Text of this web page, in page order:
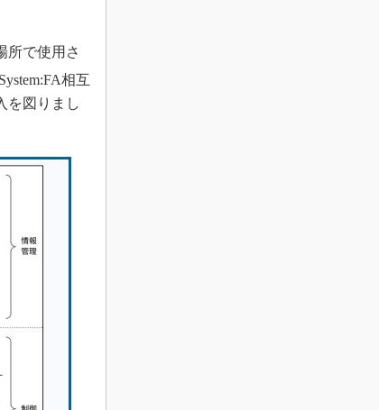
所で使用さ
相互
を図りまし